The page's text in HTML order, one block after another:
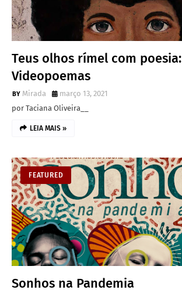
Teus olhos rímel com poesia:
Videopoemas
Mirada
março 13, 2021
por Taciana Oliveira__
LEIA MAIS »
FEATURED
Sonhos na Pandemia